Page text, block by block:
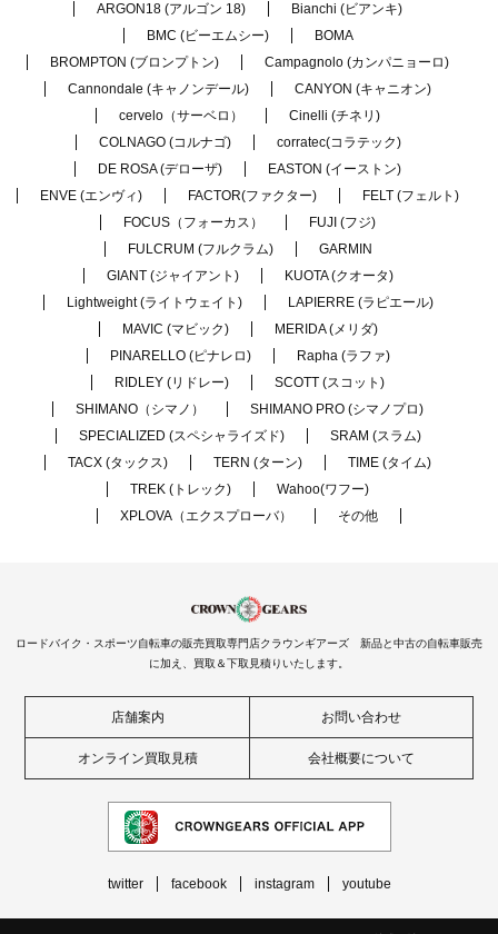
ARGON18 (アルゴン 18)
Bianchi (ビアンキ)
BMC (ビーエムシー)
BOMA
BROMPTON (ブロンプトン)
Campagnolo (カンパニョーロ)
Cannondale (キャノンデール)
CANYON (キャニオン)
cervelo（サーベロ）
Cinelli (チネリ)
COLNAGO (コルナゴ)
corratec(コラテック)
DE ROSA (デローザ)
EASTON (イーストン)
ENVE (エンヴィ)
FACTOR(ファクター)
FELT (フェルト)
FOCUS（フォーカス）
FUJI (フジ)
FULCRUM (フルクラム)
GARMIN
GIANT (ジャイアント)
KUOTA (クオータ)
Lightweight (ライトウェイト)
LAPIERRE (ラピエール)
MAVIC (マビック)
MERIDA (メリダ)
PINARELLO (ピナレロ)
Rapha (ラファ)
RIDLEY (リドレー)
SCOTT (スコット)
SHIMANO（シマノ）
SHIMANO PRO (シマノプロ)
SPECIALIZED (スペシャライズド)
SRAM (スラム)
TACX (タックス)
TERN (ターン)
TIME (タイム)
TREK (トレック)
Wahoo(ワフー)
XPLOVA（エクスプローバ）
その他
ロードバイク・スポーツ自転車の販売買取専門店クラウンギアーズ 新品と中古の自転車販売
に加え、買取＆下取見積りいたします。
店舗案内 お問い合わせ
オンライン買取見積 会社概要について
twitter facebook instagram youtube